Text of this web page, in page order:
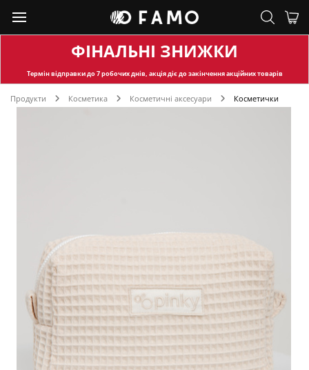
ФІНАЛЬНІ ЗНИЖКИ
Термін відправкидо 7 робочих днів, акція діє до закінчення акційних товарів
Продукти Косметика Косметичні аксесуари Косметички